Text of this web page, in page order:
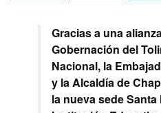
Gracias a una
Gobernación del
Nacional, la
y la Alcaldía de
la nueva sede Santa